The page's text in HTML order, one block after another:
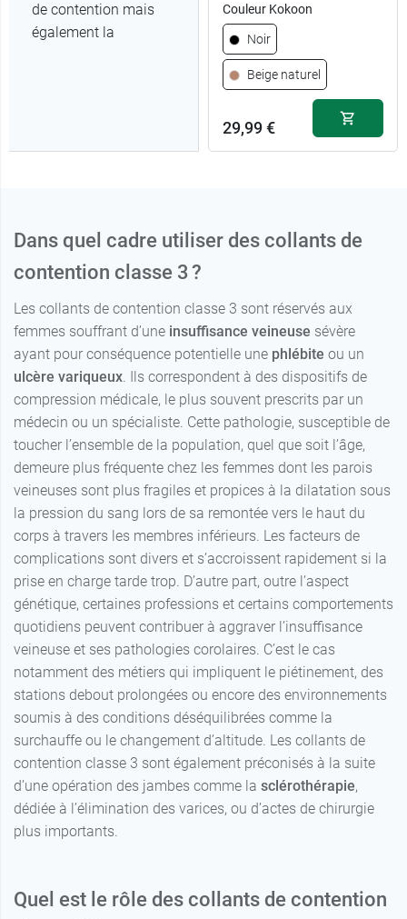
de contention mais
également la
Couleur Kokoon
Noir
Beige naturel
29,99 €
1 - Long - Noir 29,99 €
2 - Long - Noir 29,99 €
3 - Normal -
29,99 €
3 - Long - Noir 29,99 €
4 - Normal -
Noir
29,99 €
4 - Long - Noir 29,99 €
1 - Normal -
Beige naturel
29,99 €
1 - Long -
Beige naturel
29,99 €
Beige naturel
29,99 €
2 - Long -
Beige naturel
29,99 €
3 - Normal -
Beige naturel
29,99 €
4 - Normal -
29,99 €
Dans quel cadre utiliser des collants de
contention classe 3 ?
Les collants de contention classe 3 sont réservés aux
femmes souffrant d’une insuffisance veineuse sévère
ayant pour conséquence potentielle une phlébite ou un
ulcère variqueux. Ils correspondent à des dispositifs de
compression médicale, le plus souvent prescrits par un
médecin ou un spécialiste. Cette pathologie, susceptible de
toucher l’ensemble de la population, quel que soit l’âge,
demeure plus fréquente chez les femmes dont les parois
veineuses sont plus fragiles et propices à la dilatation sous
la pression du sang lors de sa remontée vers le haut du
corps à travers les membres inférieurs. Les facteurs de
complications sont divers et s’accroissent rapidement si la
prise en charge tarde trop. D’autre part, outre l’aspect
génétique, certaines professions et certains comportements
quotidiens peuvent contribuer à aggraver l’insuffisance
veineuse et ses pathologies corolaires. C’est le cas
notamment des métiers qui impliquent le piétinement, des
stations debout prolongées ou encore des environnements
soumis à des conditions déséquilibrées comme la
surchauffe ou le changement d’altitude. Les collants de
contention classe 3 sont également préconisés à la suite
d’une opération des jambes comme la sclérothérapie,
dédiée à l’élimination des varices, ou d’actes de chirurgie
plus importants.
Quel est le rôle des collants de contention